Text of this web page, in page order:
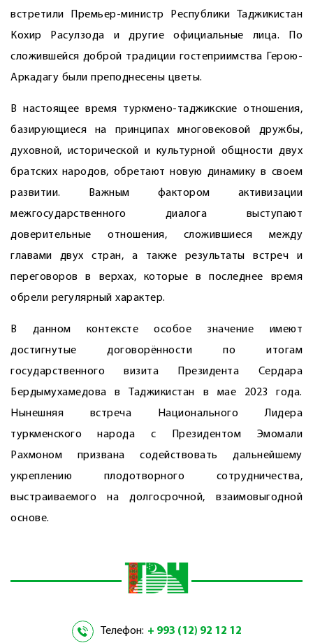
встретили Премьер-министр Республики Таджикистан
Кохир Расулзода и другие официальные лица. По
сложившейся доброй традиции гостеприимства Герою-
Аркадагу были преподнесены цветы.
В настоящее время туркмено-таджикские отношения,
базирующиеся на принципах многовековой дружбы,
духовной, исторической и культурной общности двух
братских народов, обретают новую динамику в своем
развитии. Важным фактором активизации
межгосударственного диалога выступают
доверительные отношения, сложившиеся между
главами двух стран, а также результаты встреч и
переговоров в верхах, которые в последнее время
обрели регулярный характер.
В данном контексте особое значение имеют
достигнутые договорённости по итогам
государственного визита Президента Сердара
Бердымухамедова в Таджикистан в мае 2023 года.
Нынешняя встреча Национального Лидера
туркменского народа с Президентом Эмомали
Рахмоном призвана содействовать дальнейшему
укреплению плодотворного сотрудничества,
выстраиваемого на долгосрочной, взаимовыгодной
основе.
Телефон: + 993 (12) 92 12 12